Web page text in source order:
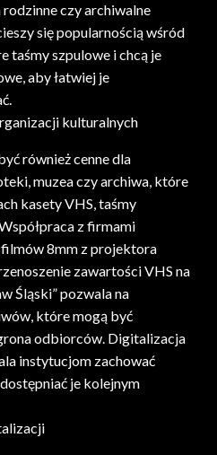
czy archiwalne
się popularnością wśród
taśmy szpulowe i chcą je
aby łatwiej je
kulturalnych
również cenne dla
muzea czy archiwa, które
kasety VHS, taśmy
z firmami
8mm z projektora
zawartości VHS na
Śląski” pozwala na
które mogą być
odbiorców. Digitalizacja
instytucjom zachować
je kolejnym